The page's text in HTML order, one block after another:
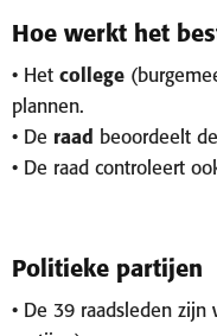
Hoe werkt het
• Het college
plannen.
• De raad
beoordeelt
• De raad controleert
Politieke partijen
• De 39 raadsleden zijn